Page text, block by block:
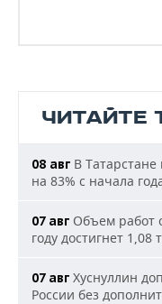
ЧИТАЙТЕ
08 авг В
на 83% с начала
07 авг Объем работ
году достигнет 1,08
07 авг Хуснуллин
России без